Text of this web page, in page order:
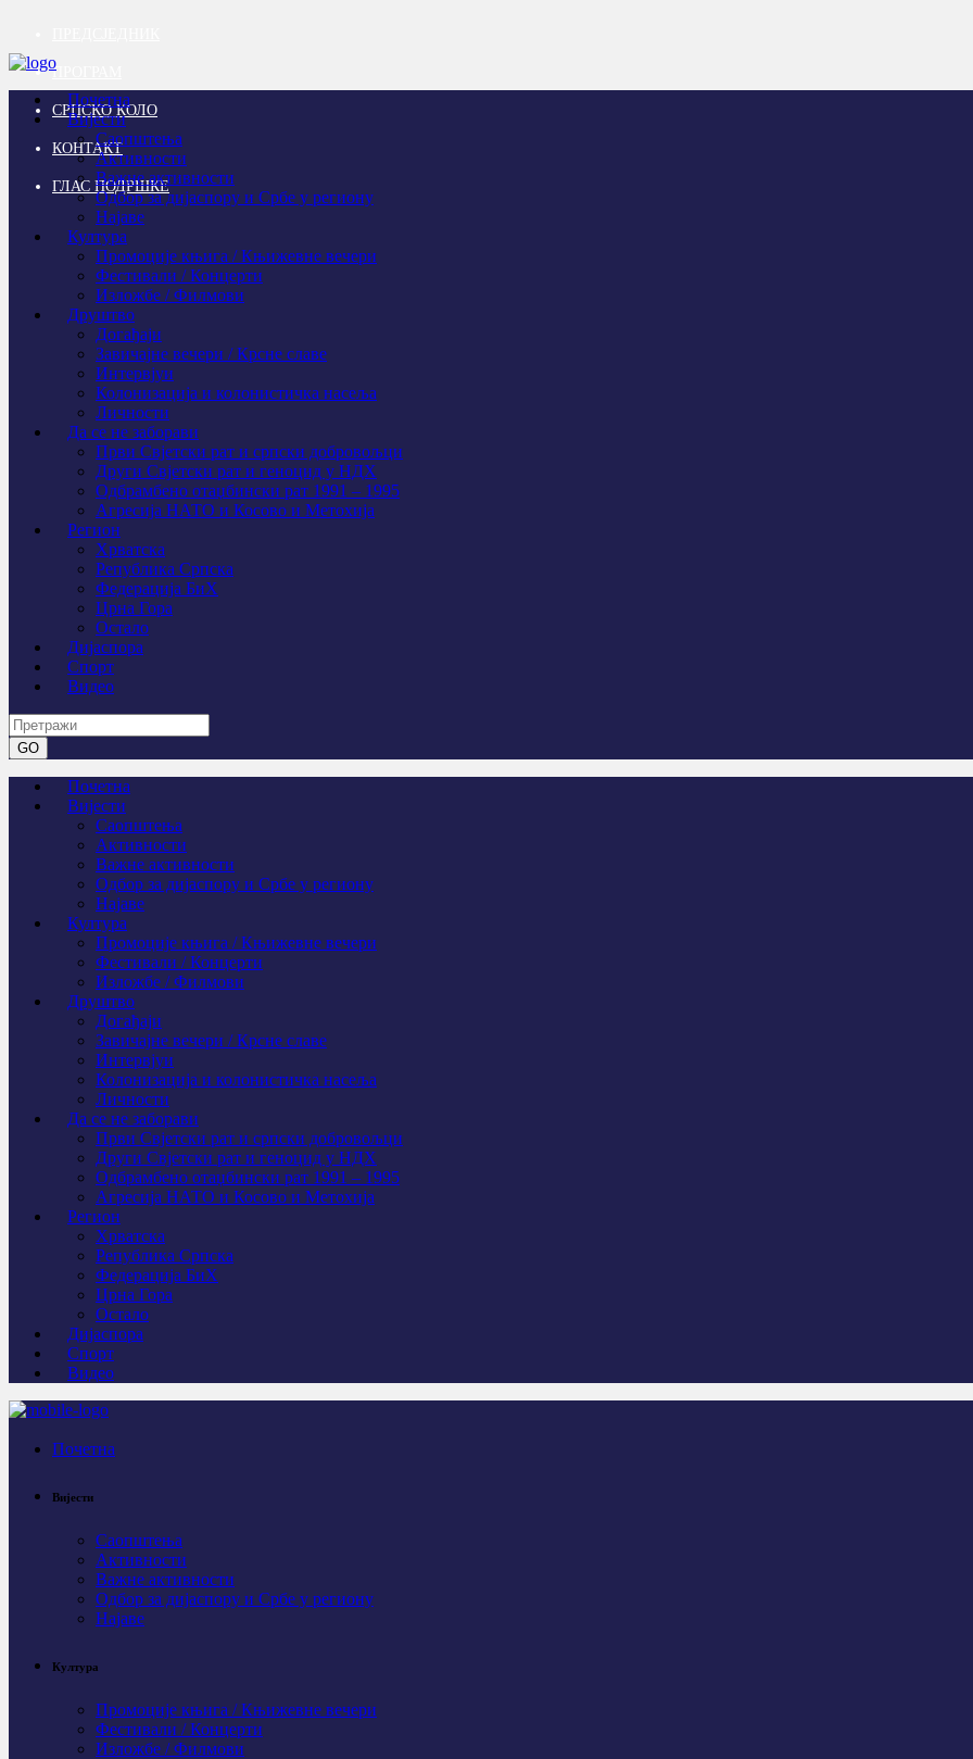
ПРОГРАМ
СРПСКО КОЛО
КОНТАКТ
ГЛАС ПОДРШКЕ
Почетна
Вијести
Саопштења
Активности
Важне активности
Одбор за дијаспору и Србе у региону
Најаве
Култура
Промоције књига / Књижевне вечери
Фестивали / Концерти
Изложбе / Филмови
Друштво
Догађаји
Завичајне вечери / Крсне славе
Интервјуи
Колонизација и колонистичка насеља
Личности
Да се не заборави
Први Свјeтски рат и српски добровољци
Други Свјетски рат и геноцид у НДХ
Одбрамбено отаџбински рат 1991 – 1995
Агресија НАТО и Косово и Метохија
Регион
Хрватска
Република Српска
Федерација БиХ
Црна Гора
Остало
Дијаспора
Спорт
Видео
Почетна
Вијести
Саопштења
Активности
Важне активности
Одбор за дијаспору и Србе у региону
Најаве
Култура
Промоције књига / Књижевне вечери
Фестивали / Концерти
Изложбе / Филмови
Друштво
Догађаји
Завичајне вечери / Крсне славе
Интервјуи
Колонизација и колонистичка насеља
Личности
Да се не заборави
Први Свјeтски рат и српски добровољци
Други Свјетски рат и геноцид у НДХ
Одбрамбено отаџбински рат 1991 – 1995
Агресија НАТО и Косово и Метохија
Регион
Хрватска
Република Српска
Федерација БиХ
Црна Гора
Остало
Дијаспора
Спорт
Видео
Почетна
Вијести
Саопштења
Активности
Важне активности
Одбор за дијаспору и Србе у региону
Најаве
Култура
Промоције књига / Књижевне вечери
Фестивали / Концерти
Изложбе / Филмови